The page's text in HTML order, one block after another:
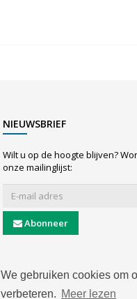
We gebruiken cookies om
verbeteren. Meer lezen
NIEUWSBRIEF
Wilt u op de hoogte blijven?
onze mailinglijst:
Abonneer